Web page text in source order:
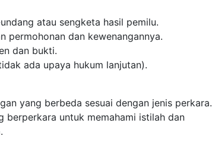
atau sengketa hasil pemilu.
permohonan dan kewenangannya.
dan bukti.
ada upaya hukum lanjutan).
yang berbeda sesuai dengan jenis perkara.
berperkara untuk memahami istilah dan